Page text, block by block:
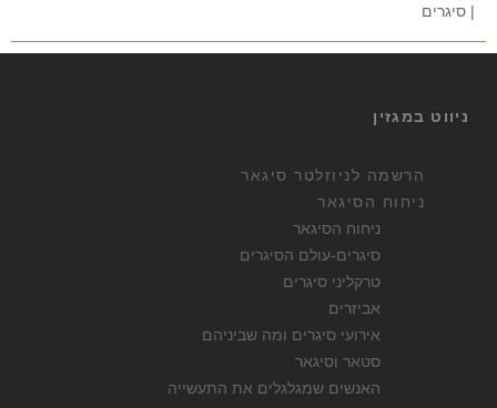
| סיגרים
ניווט במגזין
הרשמה לניוזלטר סיגאר
ניחוח הסיגאר
ניחוח הסיגאר
סיגרים-עולם הסיגרים
טרקליני סיגרים
אביזרים
אירועי סיגרים ומה שביניהם
סטאר וסיגאר
האנשים שמגלגלים את התעשייה